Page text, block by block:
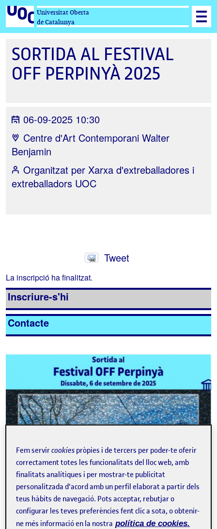
Universitat Oberta
de Catalunya
SORTIDA AL FESTIVAL
OFF PERPINYÀ 2025
06-09-2025 10:30
Centre d'Art Contemporani Walter
Benjamin
Organitzat per Xarxa d'extreballadores i
extreballadors UOC
Tweet
La inscripció ha finalitzat.
Inscriure-s'hi
Contacte
Fem servircookies pròpies i de tercers per poder-te oferir
correctament totes les funcionalitats del lloc web, amb
finalitats analítiques i per mostrar-te publicitat
personalitzada d'acord amb un perfil elaborat a partir dels
teus hàbits de navegació. Pots acceptar, rebutjar o
configurar les teves preferències fent clic a sota, o obtenir-
ne més informació en la nostra política de cookies.